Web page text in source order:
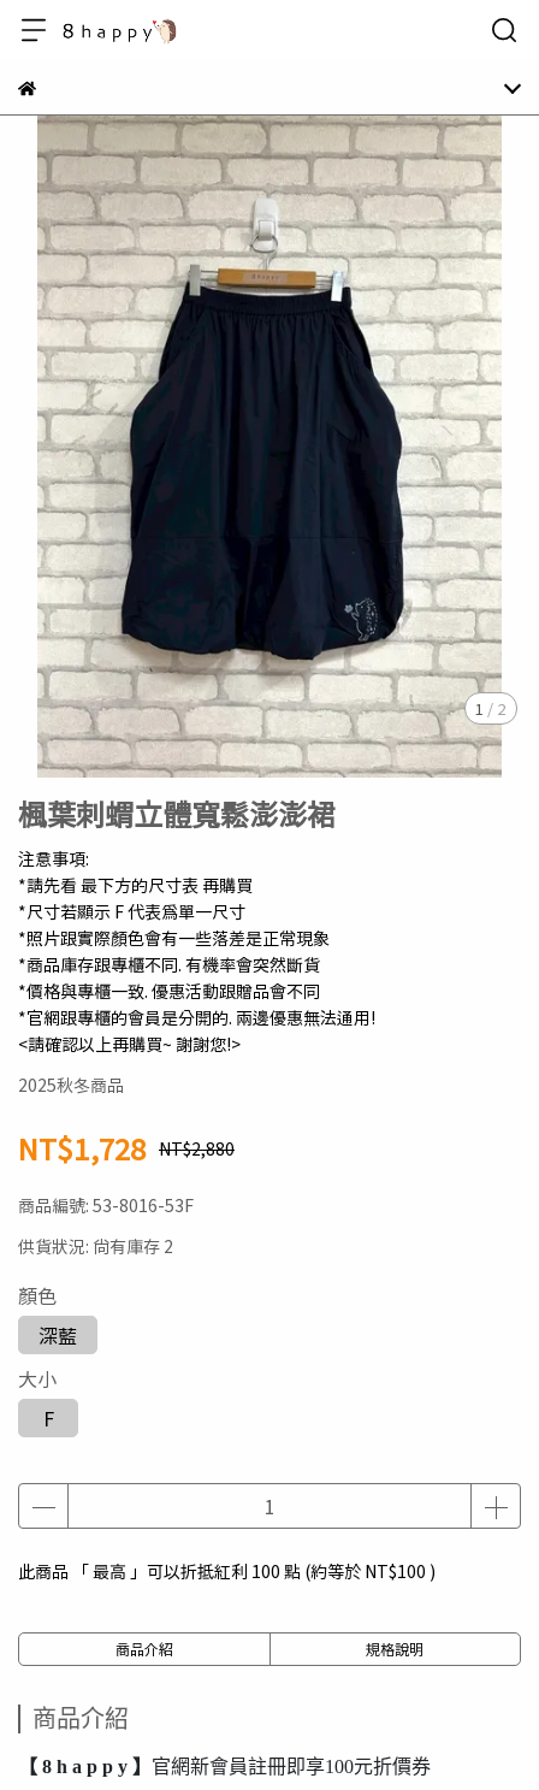
1 / 2
楓葉刺蝟立體寬鬆澎澎裙
注意事項:
*請先看 最下方的尺寸表 再購買
*尺寸若顯示 F 代表為單一尺寸
*照片跟實際顏色會有一些落差是正常現象
*商品庫存跟專櫃不同. 有機率會突然斷貨
*價格與專櫃一致. 優惠活動跟贈品會不同
*官網跟專櫃的會員是分開的. 兩邊優惠無法通用!
<請確認以上再購買~ 謝謝您!>
2025秋冬商品
NT$1,728 NT$2,880
商品編號: 53-8016-53F
供貨狀況: 尚有庫存 2
顏色
深藍
大小
F
此商品 「 最高 」可以折抵紅利 100 點 (約等於 NT$100 )
商品介紹 規格說明
商品介紹
【 8 h a p p y 】 官網新會員註冊即享100元折價券